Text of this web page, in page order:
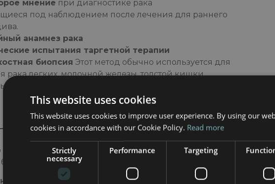
мнение при диагностике рака
под наблюдением после лечения для раннего
анамнез рака
испытания таргетной терапии
биопсия Этот метод обычно используется для
рака легких, молочной железы, толстой кишки,
поджелудочной железы и других заболеваний.
центр
онкологии
всей Европе своим превосходством в
молекулярная
Боснии и Герцеговины включают:
Текнон
This website uses cookies
This website uses cookies to improve user experience. By using our
cookies in accordance with our Cookie Policy. Read more
Strictly
necessary
Performance Targeting